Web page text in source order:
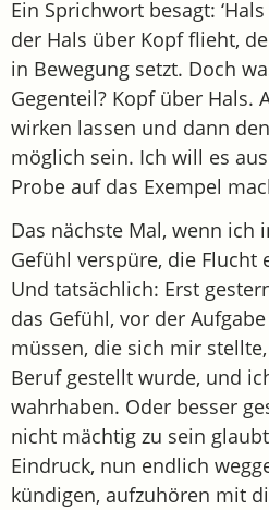
Ein Sprichwort besagt:
der Hals über Kopf flieht,
in Bewegung setzt. Doch
Gegenteil? Kopf über Hals.
wirken lassen und dann
möglich sein. Ich will es
Probe auf das Exempel
Das nächste Mal, wenn ich
Gefühl verspüre, die Flucht
Und tatsächlich: Erst
das Gefühl, vor der
müssen, die sich mir
Beruf gestellt wurde, und
wahrhaben. Oder besser
nicht mächtig zu sein
Eindruck, nun endlich
kündigen, aufzuhören mit